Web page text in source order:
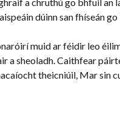
dúinn san fhíseán
muid ar féidir leo
a sheoladh. Caithfear
theicniúil, Mar sin